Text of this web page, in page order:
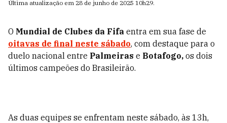
Última atualização em 28 de junho de 2025 10h29.
O Mundial de Clubes da Fifa entra em sua fase de
oitavas de final neste sábado, com destaque para o
duelo nacional entre Palmeiras e Botafogo, os dois
últimos campeões do Brasileirão.
As duas equipes se enfrentam neste sábado, às 13h,